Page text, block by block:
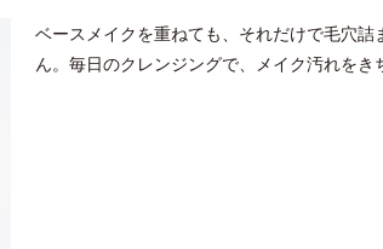
ベースメイクを重ねても、それだけで毛穴
ん。毎日のクレンジングで、メイク汚れをき